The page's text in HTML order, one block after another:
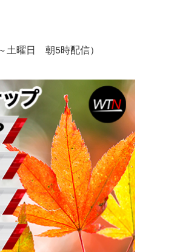
土曜日 朝5時配信）